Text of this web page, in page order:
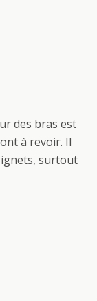
des bras est
à revoir. Il
surtout